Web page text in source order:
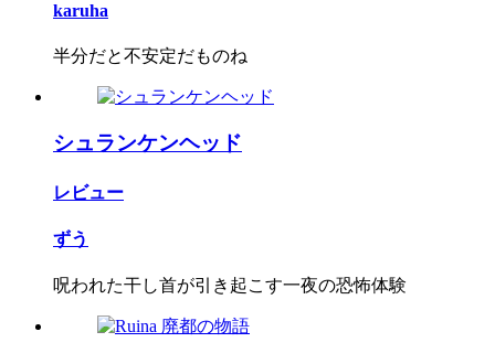
karuha
半分だと不安定だものね
シュランケンヘッド
レビュー
ずう
呪われた干し首が引き起こす一夜の恐怖体験